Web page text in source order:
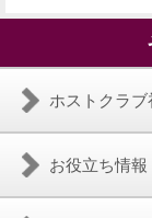
ホストクラ
お役立ち情報